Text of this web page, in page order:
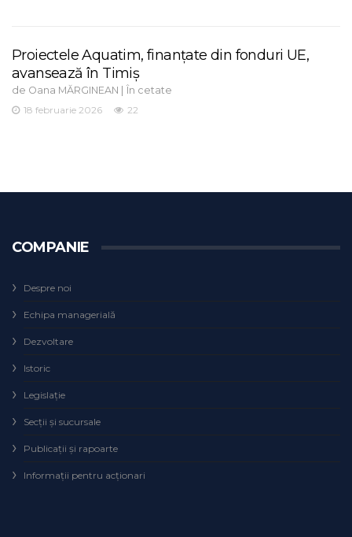
Proiectele Aquatim, finanțate din fonduri UE,
avansează în Timiș
de Oana MĂRGINEAN | În cetate
18 februarie 2026
22
COMPANIE
Despre noi
Echipa managerială
Dezvoltare
Istoric
Legislaţie
Secţii şi sucursale
Publicații și rapoarte
Informații pentru acționari